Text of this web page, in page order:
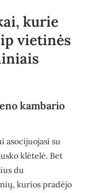
kurie
vietinės
kambario
asocijuojasi su
klėtelė. Bet
du
kurios pradėjo